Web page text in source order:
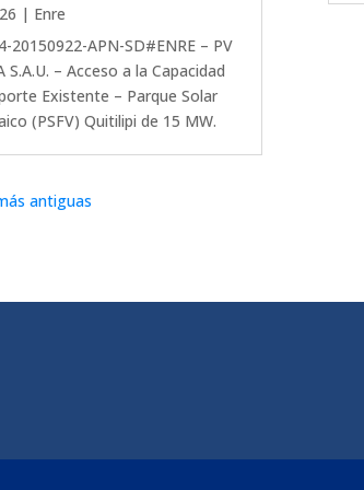
| Enre
20150922-APN-SD#ENRE – PV
S.A.U. – Acceso a la Capacidad
Existente – Parque Solar
(PSFV) Quitilipi de 15 MW.
antiguas